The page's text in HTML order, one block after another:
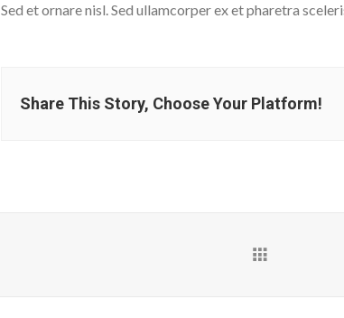
Sed et ornare nisl. Sed ullamcorper ex et pharetra
Share This Story, Choose Your Platform!